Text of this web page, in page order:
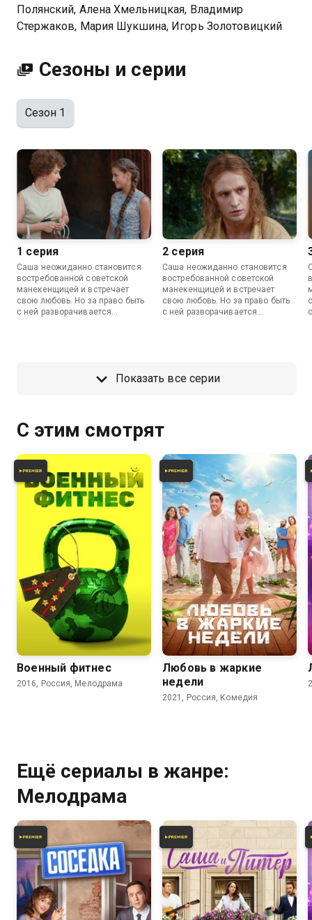
Полянский, Алена Хмельницкая, Владимир
Стержаков, Мария Шукшина, Игорь Золотовицкий
Сезоны и серии
Сезон 1
1 серия
Саша неожиданно становится
востребованной советской
манекенщицей и встречает
свою любовь. Но за право быть
с ней разворачивается
2 серия
Саша неожиданно становится
востребованной советской
манекенщицей и встречает
свою любовь. Но за право быть
с ней разворачивается
Показать все серии
С этим смотрят
Военный фитнес
2016, Россия, Мелодрама
5.7
Любовь в жаркие
недели
2021, Россия, Комедия
Ещё сериалы в жанре:
Мелодрама